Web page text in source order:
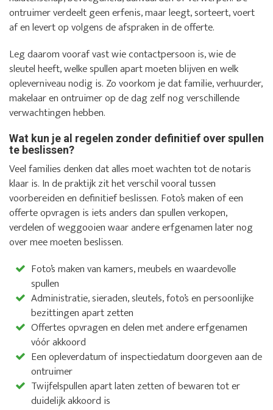
ontruimer verdeelt geen erfenis, maar leegt, sorteert, voert
af en levert op volgens de afspraken in de offerte.
Leg daarom vooraf vast wie contactpersoon is, wie de
sleutel heeft, welke spullen apart moeten blijven en welk
opleverniveau nodig is. Zo voorkom je dat familie, verhuurder,
makelaar en ontruimer op de dag zelf nog verschillende
verwachtingen hebben.
Wat kun je al regelen zonder definitief over spullen
te beslissen?
Veel families denken dat alles moet wachten tot de notaris
klaar is. In de praktijk zit het verschil vooral tussen
voorbereiden en definitief beslissen. Foto’s maken of een
offerte opvragen is iets anders dan spullen verkopen,
verdelen of weggooien waar andere erfgenamen later nog
over mee moeten beslissen.
Foto’s maken van kamers, meubels en waardevolle
spullen
Administratie, sieraden, sleutels, foto’s en persoonlijke
bezittingen apart zetten
Offertes opvragen en delen met andere erfgenamen
vóór akkoord
Een opleverdatum of inspectiedatum doorgeven aan de
ontruimer
Twijfelspullen apart laten zetten of bewaren tot er
duidelijk akkoord is